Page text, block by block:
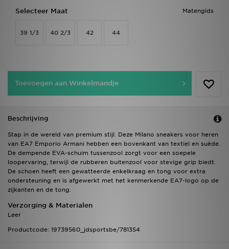
Matengids
Selecteer Maat
39 1/3 40 2/3 42 44
Toevoegen aan Winkelmandje
Beschrijving
Stap in de wereld van premium stijl. Deze Milano sneakers voor heren
van EA7 Emporio Armani hebben een bovenkant van textiel en suède.
De dempende EVA-schuim tussenzool zorgt voor een soepele
loopervaring, terwijl de rubberen buitenzool voor stevige grip biedt.
De schoen heeft een gewatteerde enkelkraag en tong voor extra
ondersteuning en is afgewerkt met het kenmerkende EA7-logo op de
zijkanten en de tong.
Verzorging & Materialen
Leer
Productcode: 19739560_jdsportsbe/781354
Mijn JD
Klantenservice
Wie wij zijn